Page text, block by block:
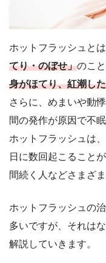
ホットフラッシュと
てり・のぼせ」のこ
身がほてり、紅潮し
さらに、めまいや動
間の発作が原因で不
ホットフラッシュは
日に数回起こること
間続く人などさまざま
ホットフラッシュの
多いですが、それは
解説していきます。